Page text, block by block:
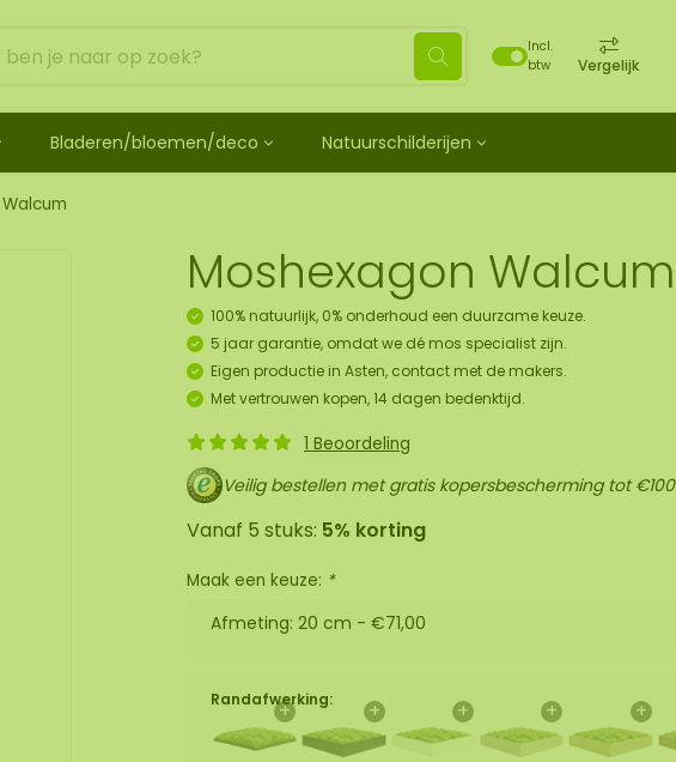
Incl.
btw
Vergelijk
Mosdots [TIP]
Mosdot Cuatro
Mosdot set
en spray
Los mos behandeld
Bolmos
Fluff mos
ECO mos [Budget]
moscadeau idee
Bladeren/bloemen/deco
bladeren
Natuurschilderijen
Moshexagon Walcum
100% natuurlijk, 0% onderhoud een duurzame keuze.
5 jaar garantie, omdat we dé mos specialist zijn.
Eigen productie in Asten, contact met de makers.
Met vertrouwen kopen, 14 dagen bedenktijd.
1 Beoordeling
Veilig bestellen met gratis kopersbescherming tot €100
Vanaf 5 stuks: 5% korting
Maak een keuze: *
Afmeting: 20 cm - €71,00
Randafwerking:
+ + + + +